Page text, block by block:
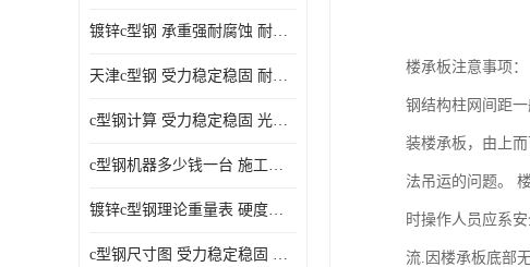
镀锌c型钢 承重强耐腐蚀 耐腐蚀 耐高温
天津c型钢 受力稳定稳固 耐腐蚀 耐高温
c型钢计算 受力稳定稳固 光洁无毛刺
c型钢机器多少钱一台 施工方便简单 稳重支撑承载力大
镀锌c型钢理论重量表 硬度高韧性强 光洁无毛刺
c型钢尺寸图 受力稳定稳固 光洁无毛刺
楼承板注意事项：
钢结构柱网间距
装楼承板，由上
法吊运的问题。
时操作人员应系
流.因楼承板底部